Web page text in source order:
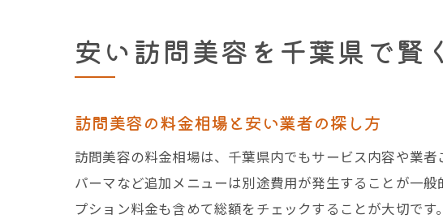
安い訪問美容を千葉県で賢
訪問美容の料金相場と安い業者の探し方
訪問美容の料金相場は、千葉県内でもサービス内容や業
パーマなど追加メニューは別途費用が発生することが一
プション料金も含めて総額をチェックすることが大切です。